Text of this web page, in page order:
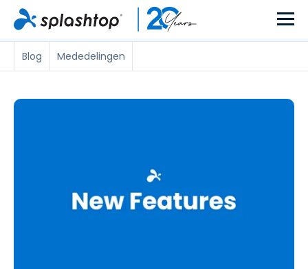
Blog Mededelingen